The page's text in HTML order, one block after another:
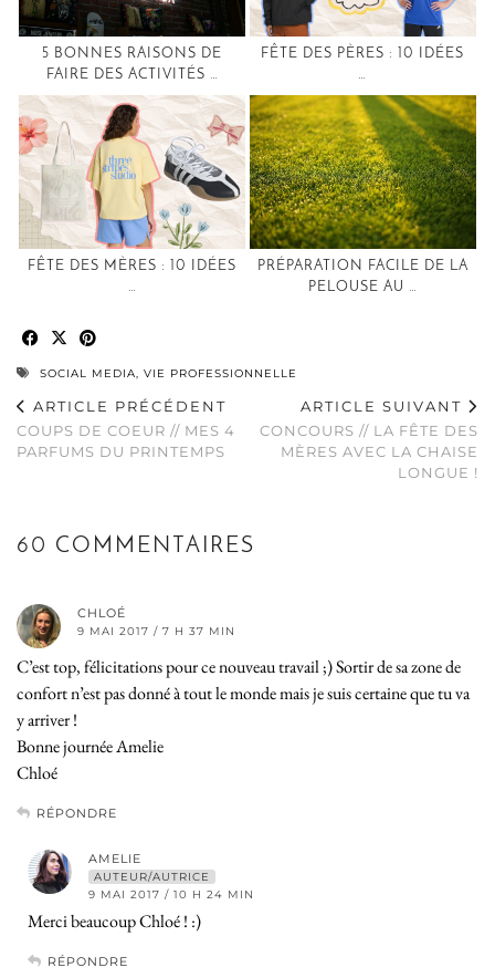
5 BONNES RAISONS DE
FAIRE DES ACTIVITÉS …
FÊTE DES PÈRES : 10 IDÉES
…
FÊTE DES MÈRES : 10 IDÉES
…
PRÉPARATION FACILE DE LA
PELOUSE AU …
SOCIAL MEDIA, VIE PROFESSIONNELLE
ARTICLE PRÉCÉDENT
COUPS DE COEUR // MES 4
PARFUMS DU PRINTEMPS
ARTICLE SUIVANT
CONCOURS // LA FÊTE DES
MÈRES AVEC LA CHAISE
LONGUE !
60 COMMENTAIRES
CHLOÉ
9 MAI 2017 / 7 H 37 MIN
C’est top, félicitations pour ce nouveau travail ;) Sortir de sa zone de
confort n’est pas donné à tout le monde mais je suis certaine que tu va
y arriver !
Bonne journée Amelie
Chloé
RÉPONDRE
AMELIE
AUTEUR/AUTRICE
9 MAI 2017 / 10 H 24 MIN
Merci beaucoup Chloé ! :)
RÉPONDRE